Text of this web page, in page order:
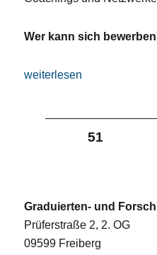
Wer kann sich
„Junge Frauen an die
weiterlesen
Beiträge
SEITE51
Graduierten- und
Prüferstraße 2, 2. OG
09599 Freiberg